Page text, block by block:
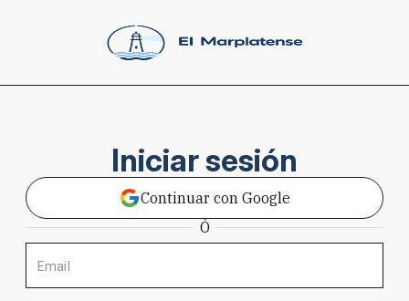
Iniciar sesión
Continuar con Google
Ó
Email